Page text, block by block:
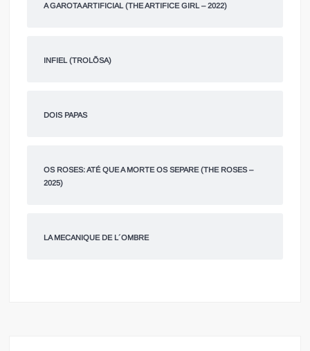
A GAROTA ARTIFICIAL (THE ARTIFICE GIRL – 2022)
INFIEL (TROLÕSA)
DOIS PAPAS
OS ROSES: ATÉ QUE A MORTE OS SEPARE (THE ROSES –
2025)
LA MECANIQUE DE L´OMBRE